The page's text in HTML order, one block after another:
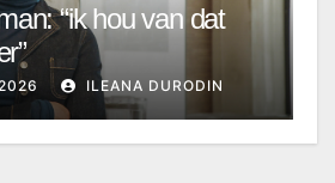
“ik hou van dat
ILEANA DURODIN